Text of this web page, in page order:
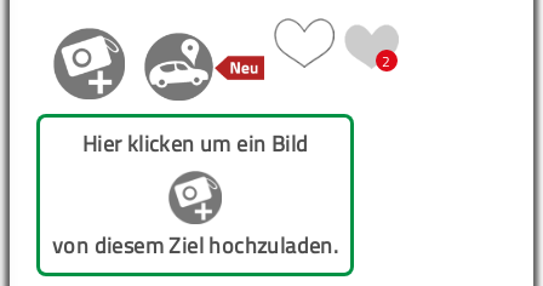
2
Hier klicken um ein Bild
von diesem Ziel hochzuladen.